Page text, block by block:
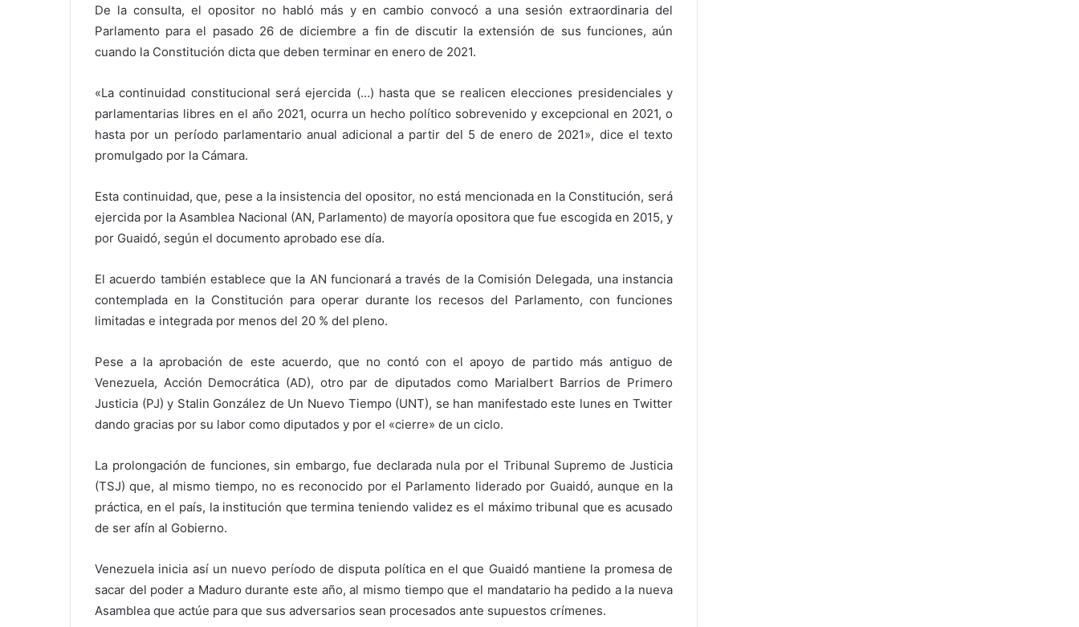
De la consulta, el opositor no habló más y en cambio convocó a una sesión extraordinaria del
Parlamento para el pasado 26 de diciembre a fin de discutir la extensión de sus funciones, aún
cuando la Constitución dicta que deben terminar en enero de 2021.
«La continuidad constitucional será ejercida (…) hasta que se realicen elecciones presidenciales y
parlamentarias libres en el año 2021, ocurra un hecho político sobrevenido y excepcional en 2021, o
hasta por un período parlamentario anual adicional a partir del 5 de enero de 2021», dice el texto
promulgado por la Cámara.
Esta continuidad, que, pese a la insistencia del opositor, no está mencionada en la Constitución, será
ejercida por la Asamblea Nacional (AN, Parlamento) de mayoría opositora que fue escogida en 2015, y
por Guaidó, según el documento aprobado ese día.
El acuerdo también establece que la AN funcionará a través de la Comisión Delegada, una instancia
contemplada en la Constitución para operar durante los recesos del Parlamento, con funciones
limitadas e integrada por menos del 20 % del pleno.
Pese a la aprobación de este acuerdo, que no contó con el apoyo de partido más antiguo de
Venezuela, Acción Democrática (AD), otro par de diputados como Marialbert Barrios de Primero
Justicia (PJ) y Stalin González de Un Nuevo Tiempo (UNT), se han manifestado este lunes en Twitter
dando gracias por su labor como diputados y por el «cierre» de un ciclo.
La prolongación de funciones, sin embargo, fue declarada nula por el Tribunal Supremo de Justicia
(TSJ) que, al mismo tiempo, no es reconocido por el Parlamento liderado por Guaidó, aunque en la
práctica, en el país, la institución que termina teniendo validez es el máximo tribunal que es acusado
de ser afín al Gobierno.
Venezuela inicia así un nuevo período de disputa política en el que Guaidó mantiene la promesa de
sacar del poder a Maduro durante este año, al mismo tiempo que el mandatario ha pedido a la nueva
Asamblea que actúe para que sus adversarios sean procesados ante supuestos crímenes.